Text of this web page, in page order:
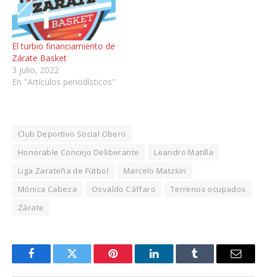
El turbio financiamiento de
Zárate Basket
3 julio, 2022
En "Artículos periodísticos"
Club Deportivo Social Obero
Honorable Concejo Deliberante
Leandro Matilla
Liga Zarateña de Fútbol
Marcelo Matzkin
Mónica Cabeza
Osvaldo Cáffaro
Terrenos ocupados
Zárate
FacebookTwitter Pinterest LinkedInTumblr Email